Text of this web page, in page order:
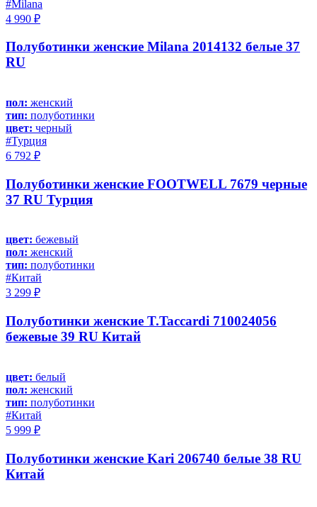
#Milana
4 990 ₽
Полуботинки женские Milana 2014132 белые 37
RU
пол: женский
тип: полуботинки
цвет: черный
#Турция
6 792 ₽
Полуботинки женские FOOTWELL 7679 черные
37 RU Турция
цвет: бежевый
пол: женский
тип: полуботинки
#Китай
3 299 ₽
Полуботинки женские T.Taccardi 710024056
бежевые 39 RU Китай
цвет: белый
пол: женский
тип: полуботинки
#Китай
5 999 ₽
Полуботинки женские Kari 206740 белые 38 RU
Китай